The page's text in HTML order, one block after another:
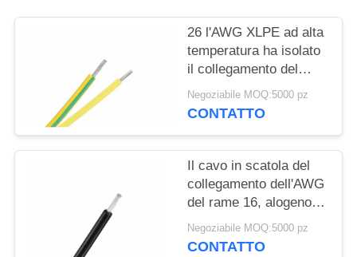
POLICY
26 l'AWG XLPE ad alta
temperatura ha isolato
il collegamento del
cavo 600v cavo 150C
UL3289
Negoziabile MOQ:5000 pz
CONTATTO
Il cavo in scatola del
collegamento dell'AWG
del rame 16, alogeno
basso del fumo cabla
liberamente UL3271
Negoziabile MOQ:5000 pz
CONTATTO